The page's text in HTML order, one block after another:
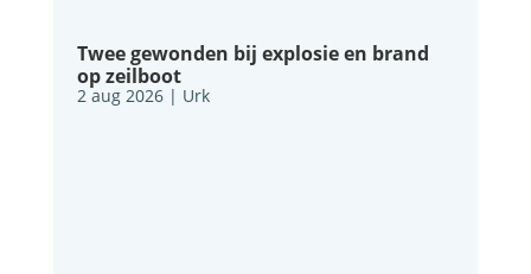
Twee gewonden bij explosie en brand
op zeilboot
2 aug 2026| Urk